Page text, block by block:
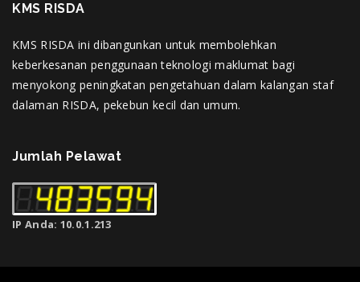
KMS RISDA
KMS RISDA ini dibangunkan untuk membolehkan
keberkesanan penggunaan teknologi maklumat bagi
menyokong peningkatan pengetahuan dalam kalangan staf
dalaman RISDA, pekebun kecil dan umum.
Jumlah Pelawat
IP Anda: 10.0.1.213